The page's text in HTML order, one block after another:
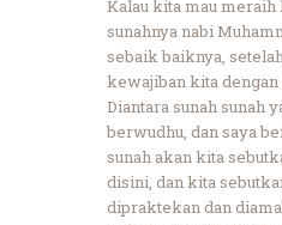
Kalau kita mau meraih
sunahnya nabi
sebaik baiknya,
kewajiban kita dengan
Diantara sunah sunah
berwudhu, dan saya
sunah akan kita
disini, dan kita
dipraktekan dan